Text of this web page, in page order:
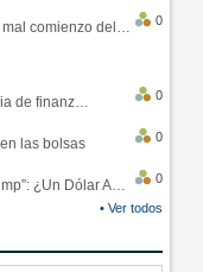
4 Señales que sugieren un mal comienzo del 3T de la economía EEUU
0
Los ciberataques sobre la industria de finanzas se han duplicado este año
0
las bolsas
0
Monedas y Efecto “post-Trump”: ¿Un Dólar Americano operando en rangos?
0
• Ver todos